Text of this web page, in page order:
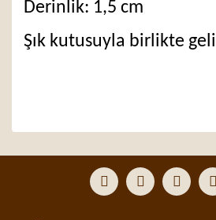
Derinlik: 1,5 cm
Şık kutusuyla birlikte
Yorum Yaz
formunu kullanarak tarafımıza
Görüş ve önerileriniz için teşekkür